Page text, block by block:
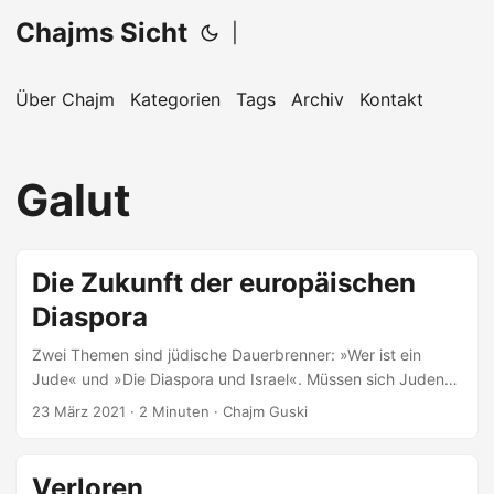
Chajms Sicht
Über Chajm Kategorien Tags Archiv Kontakt
Galut
Die Zukunft der europäischen
Diaspora
Zwei Themen sind jüdische Dauerbrenner: »Wer ist ein
Jude« und »Die Diaspora und Israel«. Müssen sich Juden
schuldig (oder noch schuldiger) fühlen, wenn sie noch in in
einen ist das Leben für Jüdinnen und Juden unsicherer
23 März 2021 · 2 Minuten · Chajm Guski